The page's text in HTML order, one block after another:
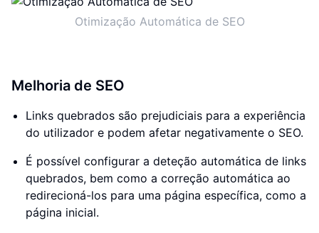
Otimização Automática de SEO
Melhoria de SEO
Links quebrados são prejudiciais para a experiência
do utilizador e podem afetar negativamente o SEO.
É possível configurar a deteção automática de links
quebrados, bem como a correção automática ao
redirecioná-los para uma página específica, como a
página inicial.